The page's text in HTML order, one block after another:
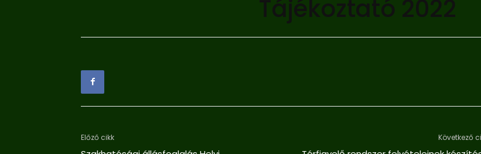
Tájékoztató 2022
Előző cikk Következő